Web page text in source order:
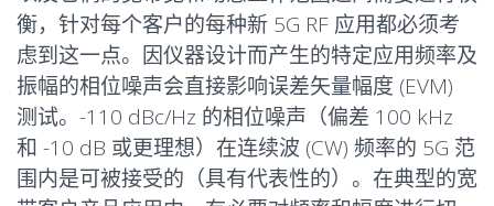
衡，针对每个客户的每种新 5G RF 应用都必须考
虑到这一点。因仪器设计而产生的特定应用频率及
振幅的相位噪声会直接影响误差矢量幅度 (EVM)
测试。-110 dBc/Hz 的相位噪声（偏差 100 kHz
和 -10 dB 或更理想）在连续波 (CW) 频率的 5G 范
围内是可被接受的（具有代表性的）。在典型的宽